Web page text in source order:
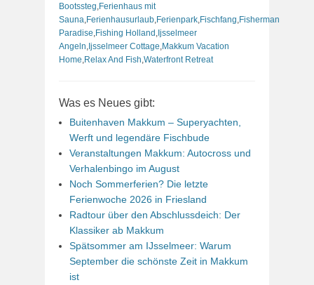
Bootssteg Ferienhaus mit
Sauna Ferienhausurlaub Ferienpark Fischfang Fisherman
Paradise Fishing Holland Ijsselmeer
Angeln Ijsselmeer Cottage Makkum Vacation
Home Relax And Fish Waterfront Retreat
Was es Neues gibt:
Buitenhaven Makkum – Superyachten,
Werft und legendäre Fischbude
Veranstaltungen Makkum: Autocross und
Verhalenbingo im August
Noch Sommerferien? Die letzte
Ferienwoche 2026 in Friesland
Radtour über den Abschlussdeich: Der
Klassiker ab Makkum
Spätsommer am IJsselmeer: Warum
September die schönste Zeit in Makkum
ist